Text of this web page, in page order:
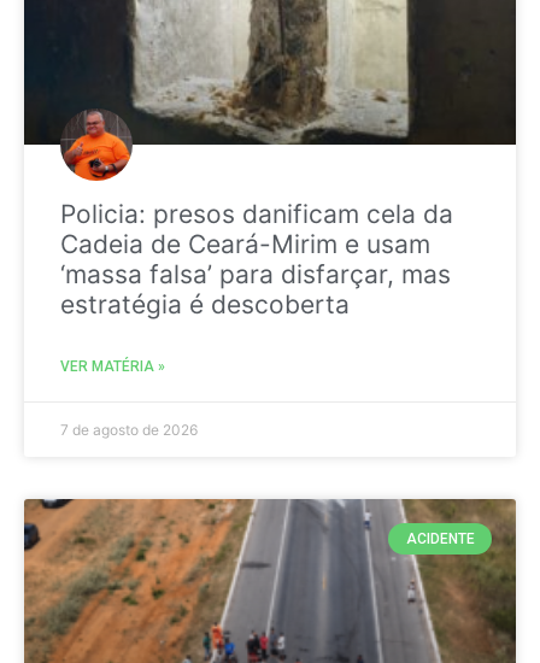
Policia: presos danificam cela da
Cadeia de Ceará-Mirim e usam
‘massa falsa’ para disfarçar, mas
estratégia é descoberta
VER MATÉRIA »
7 de agosto de 2026
ACIDENTE